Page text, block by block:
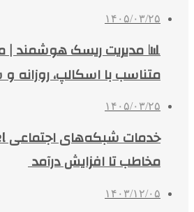
۱۴۰۵/۰۳/۲۵
📊 مدیریت ریسک هوشمند |
متناسب با اسکالپ، روزانه
۱۴۰۵/۰۳/۲۵
مخاطب تا افزایش درآمد
۱۴۰۳/۱۲/۰۵